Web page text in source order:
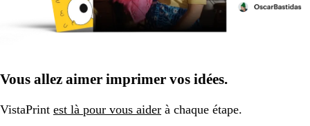
Vous allez aimer imprimer vos idées.
VistaPrint est là pour vous aider à chaque étape.